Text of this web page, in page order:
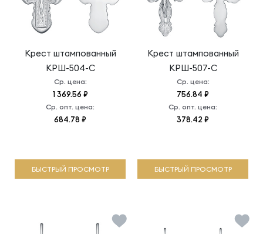
Крест штампованный
КРШ-504-С
Ср. цена:
1 369.56 ₽
Ср. опт. цена:
684.78 ₽
БЫСТРЫЙ ПРОСМОТР
Крест штампованный
КРШ-507-С
Ср. цена:
756.84 ₽
Ср. опт. цена:
378.42 ₽
БЫСТРЫЙ ПРОСМОТР